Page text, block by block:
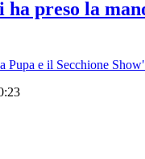
preso la
Pupa e il Secchione